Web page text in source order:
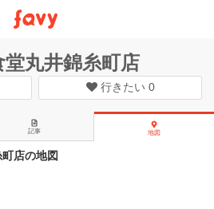
丸井錦糸町店
行きたい 0
記事 地図
店の地図